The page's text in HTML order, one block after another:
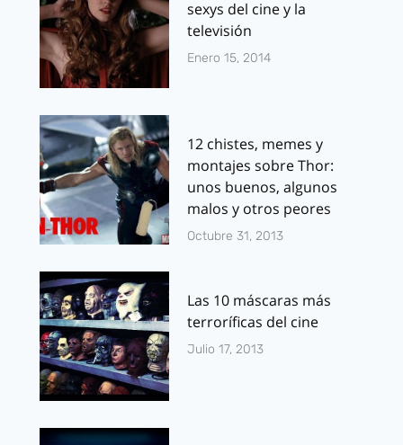
sexys del cine y la
televisión
Enero 15, 2014
12 chistes, memes y
montajes sobre Thor:
unos buenos, algunos
malos y otros peores
Octubre 31, 2013
Las 10 máscaras más
terroríficas del cine
Julio 17, 2013